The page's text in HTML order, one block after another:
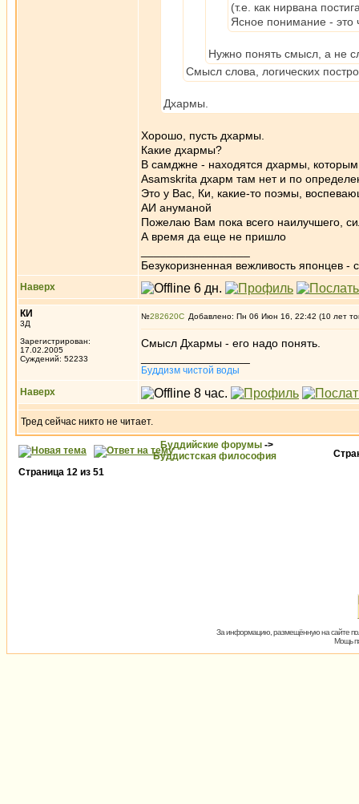
(т.е. как нирвана
Ясное понимание - это
Нужно понять смысл, а не
Смысл слова, логических
Дхармы.
Хорошо, пусть дхармы.
Какие дхармы?
В самджне - находятся дхармы,
Asamskrita дхарм там нет и по
Это у Вас, Ки, какие-то поэмы,
АИ ануманой
Пожелаю Вам пока всего наилучшего,
А время да еще не пришло
Безукоризненная вежливость японцев -
Наверх
КИ
3Д
Зарегистрирован:
17.02.2005
Суждений: 52233
№282620 Добавлено: Пн 06 Июн 16, 22:42 (10 лет
Смысл Дхармы - его надо понять.
Буддизм чистой воды
Наверх
Тред сейчас никто не читает.
Буддийские форумы ->
Буддистская философия
Страница 12 из 51
За информацию, размещённую на сайте
Мощь